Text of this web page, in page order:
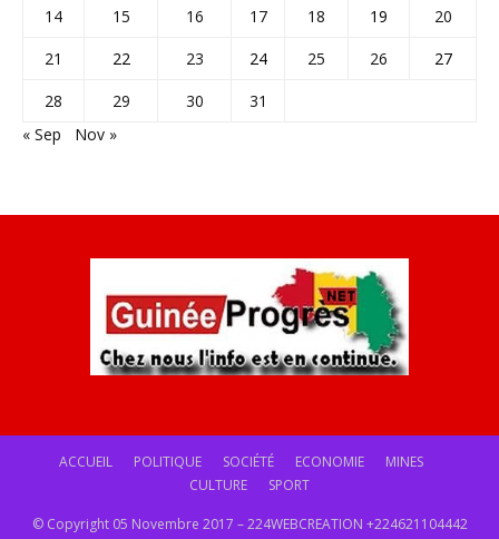
14
15 16 17 18 19
20
21
22 23 24 25 26
27
28
29 30
31
« Sep
Nov »
ACCUEIL POLITIQUE SOCIÉTÉ ECONOMIE
MINES
CULTURE
SPORT
© Copyright 05 Novembre 2017 – 224WEBCREATION +224621104442